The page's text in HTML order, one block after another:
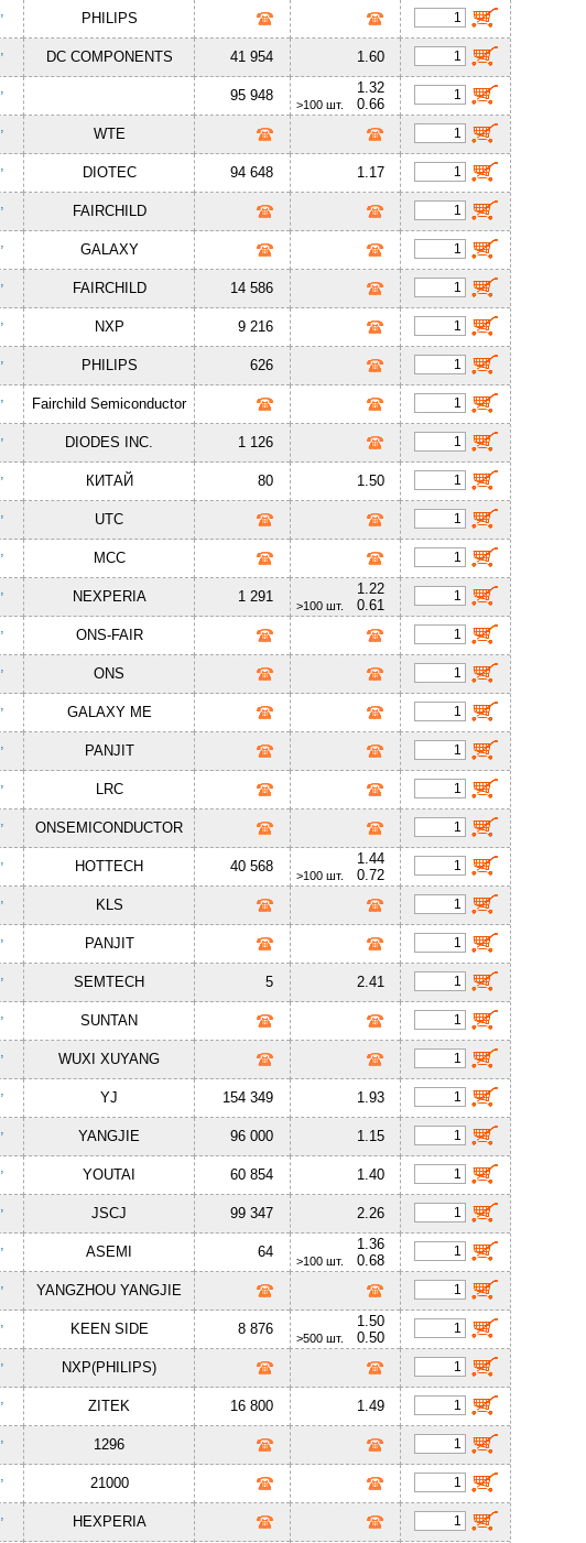
PHILIPS
DC COMPONENTS 41 954 1.60
95 948 1.32
>100 шт.
0.66
WTE
DIOTEC 94 648 1.17
FAIRCHILD
GALAXY
FAIRCHILD 14 586
NXP 9 216
PHILIPS 626
Fairchild Semiconductor
DIODES INC. 1 126
КИТАЙ 80 1.50
UTC
MCC
NEXPERIA 1 291 1.22
>100 шт.
0.61
ONS-FAIR
ONS
GALAXY ME
PANJIT
LRC
ONSEMICONDUCTOR
HOTTECH 40 568 1.44
>100 шт.
0.72
KLS
PANJIT
SEMTECH 5 2.41
SUNTAN
WUXI XUYANG
YJ 154 349 1.93
YANGJIE 96 000 1.15
YOUTAI 60 854 1.40
JSCJ 99 347 2.26
ASEMI 64 1.36
>100 шт.
0.68
YANGZHOU YANGJIE
KEEN SIDE 8 876 1.50
>500 шт.
0.50
NXP(PHILIPS)
ZITEK 16 800 1.49
1296
21000
HEXPERIA